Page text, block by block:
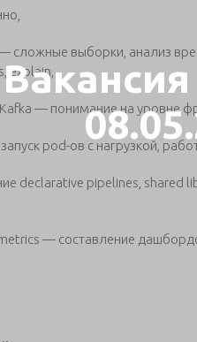
— сложные выборки, анализ
explain,
— понимание на уровне
pod-ов с нагрузкой,
declarative pipelines, shared
— составление